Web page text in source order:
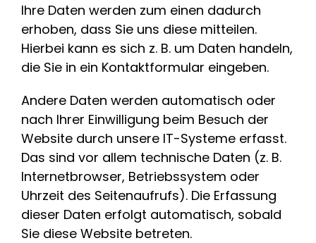
Ihre Daten werden zum einen dadurch
erhoben, dass Sie uns diese mitteilen.
Hierbei kann es sich z. B. um Daten handeln,
die Sie in ein Kontaktformular eingeben.
Andere Daten werden automatisch oder
nach Ihrer Einwilligung beim Besuch der
Website durch unsere IT-Systeme erfasst.
Das sind vor allem technische Daten (z. B.
Internetbrowser, Betriebssystem oder
Uhrzeit des Seitenaufrufs). Die Erfassung
dieser Daten erfolgt automatisch, sobald
Sie diese Website betreten.